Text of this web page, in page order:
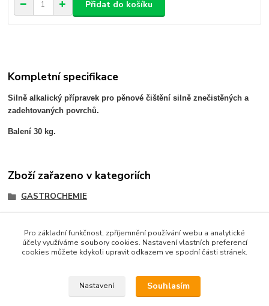
Přidat do košíku
Kompletní specifikace
Silně alkalický přípravek pro pěnové čištění silně znečistěných a
zadehtovaných povrchů.
Balení 30 kg.
Zboží zařazeno v kategoriích
GASTROCHEMIE
ATOTECH
vystavit kupujícímu účtenku. Zároveň je povinen zaevidovat
přijatou tržbu u správce daně online; v případě technického
Pro základní funkčnost, zpříjemnění používání webu a analytické
účely využíváme soubory cookies. Nastavení vlastních preferencí
cookies můžete kdykoli upravit odkazem ve spodní části stránek.
Nastavení Souhlasím